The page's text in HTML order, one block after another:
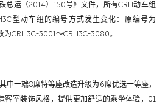
总运（2014）150号》文件，所有CRH动车组
型动车组的编号方式发生变化：原编号为
CRH3C-3001～CRH3C-3080。
中一端8席特等座改造升级为6席优选一等座，
客室装饰风格，提供更加舒适的乘坐体验，01